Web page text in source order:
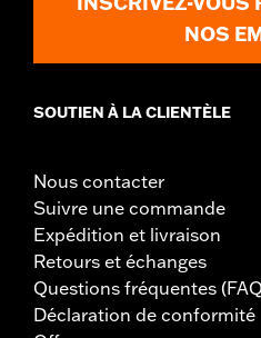
NOS
SOUTIEN À LA CLIENTÈLE
Nous contacter
Suivre une commande
Expédition et livraison
Retours et échanges
Questions fréquentes
Déclaration de conformité